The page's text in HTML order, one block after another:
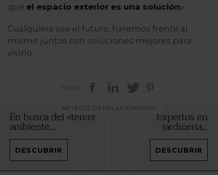
que el espacio exterior es una solución».
Cualquiera sea el futuro, haremos frente al
mismo juntos con soluciones mejores para
vivirlo.
Share
ARTÃCULOS RELACIONADOS:
En busca del «tercer
ambiente...
DESCUBRIR
Expertos en
jardinería...
DESCUBRIR